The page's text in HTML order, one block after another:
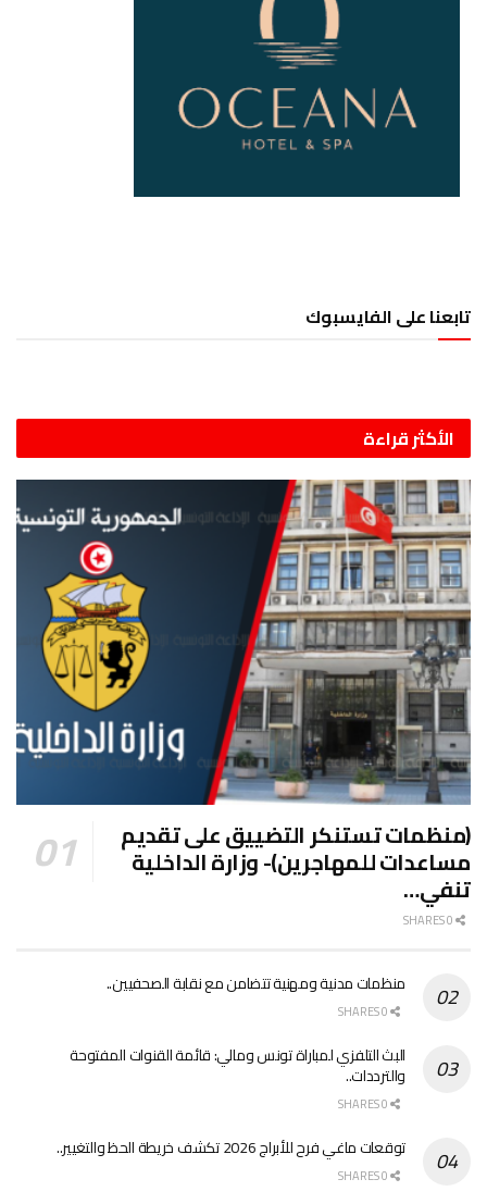
تابعنا على الفايسبوك
الأكثر قراءة
(منظمات تستنكر التضييق على تقديم
مساعدات للمهاجرين)- وزارة الداخلية
تنفي…
منظمات مدنية ومهنية تتضامن مع نقابة الصحفيين..
البث التلفزي لمباراة تونس ومالي: قائمة القنوات المفتوحة
والترددات..
توقعات ماغي فرح للأبراج 2026 تكشف خريطة الحظ والتغيير..